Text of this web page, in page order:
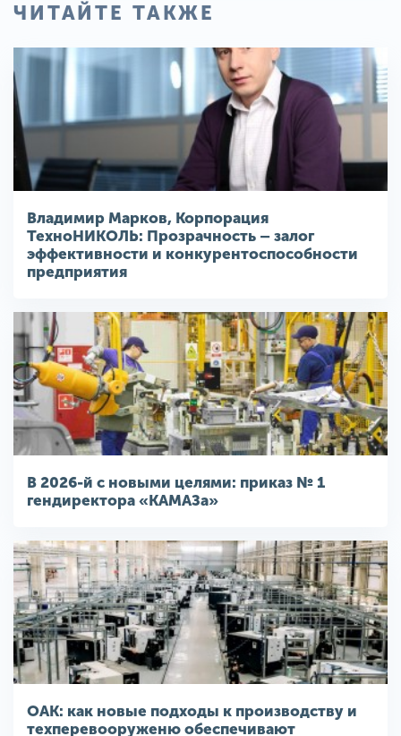
ЧИТАЙТЕ ТАКЖЕ
Владимир Марков, Корпорация
ТехноНИКОЛЬ: Прозрачность – залог
эффективности и конкурентоспособности
предприятия
В 2026-й с новыми целями: приказ № 1
гендиректора «КАМАЗа»
ОАК: как новые подходы к производству и
техперевооруженю обеспечивают